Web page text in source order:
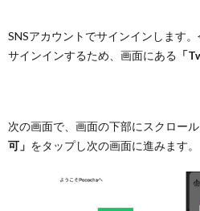
SNSアカウントでサインインします
サインインするため、画面にある 「
次の画面で、画面の下部にスクロール
可」 をタップし次の画面に進みます。